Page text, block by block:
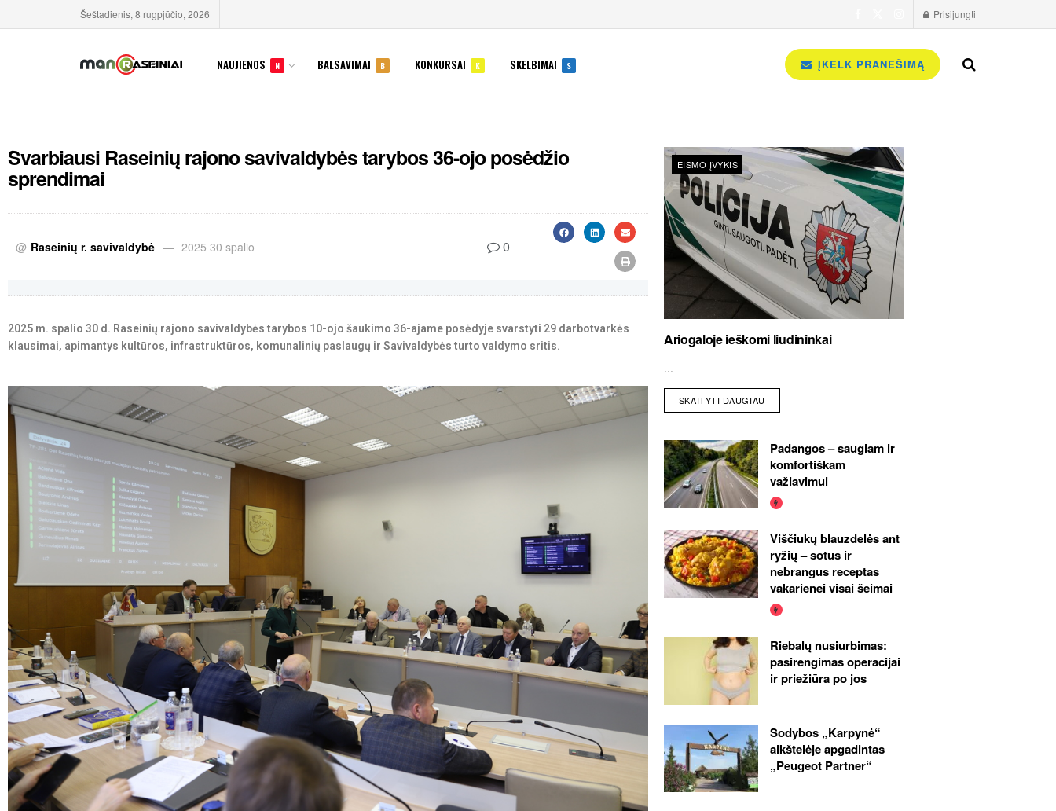
Šeštadienis, 8 rugpjūčio, 2026 Prisijungti
NAUJIENOS N BALSAVIMAI B KONKURSAI K SKELBIMAI S ĮKELK PRANEŠIMĄ
Svarbiausi Raseinių rajono savivaldybės tarybos 36-ojo posėdžio
sprendimai
@ Raseinių r. savivaldybė 2025 30 spalio 0
2025 m. spalio 30 d. Raseinių rajono savivaldybės tarybos 10-ojo šaukimo 36-ajame posėdyje svarstyti 29 darbotvarkės
klausimai, apimantys kultūros, infrastruktūros, komunalinių paslaugų ir Savivaldybės turto valdymo sritis.
EISMO ĮVYKIS
Ariogaloje ieškomi liudininkai
...
SKAITYTI DAUGIAU
Padangos – saugiam ir
komfortiškam
važiavimui
Viščiukų blauzdelės ant
ryžių – sotus ir
nebrangus receptas
vakarienei visai šeimai
Riebalų nusiurbimas:
pasirengimas operacijai
ir priežiūra po jos
Sodybos „Karpynė“
aikštelėje apgadintas
„Peugeot Partner“